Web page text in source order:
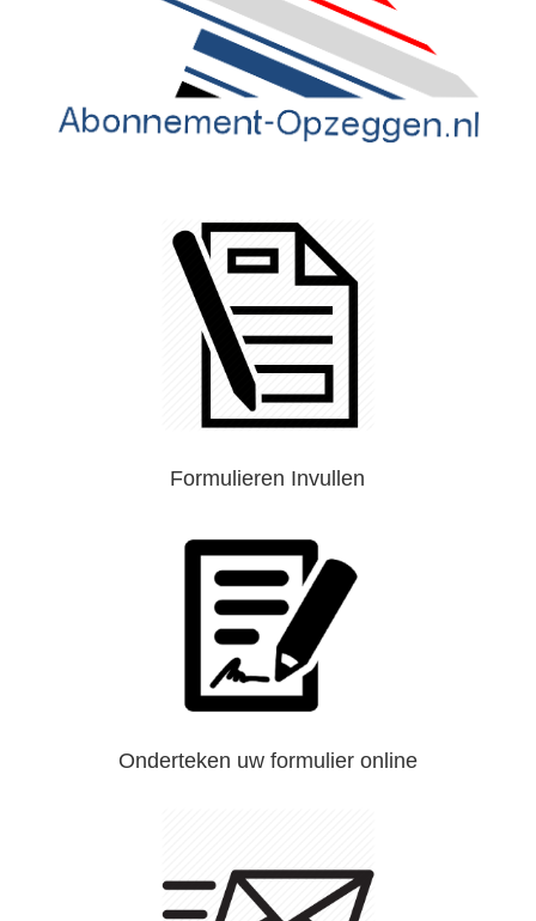
Formulieren Invullen
Onderteken uw formulier online